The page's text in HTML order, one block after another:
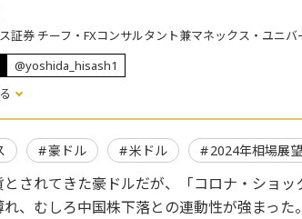
証券 チーフ・FXコンサルタント兼マネックス・ユニバ
@yoshida_hisash1
豪ドル 米ドル 2024年相場展望
されてきた豪ドルだが、「コロナ・ショ
、むしろ中国株下落との連動性が強まった。